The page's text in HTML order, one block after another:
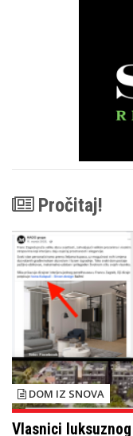
Pročitaj!
DOM IZ SNOVA
Vlasnici